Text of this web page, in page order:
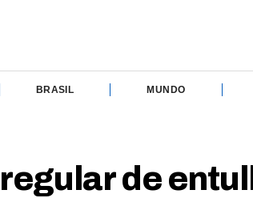
BRASIL MUNDO
de